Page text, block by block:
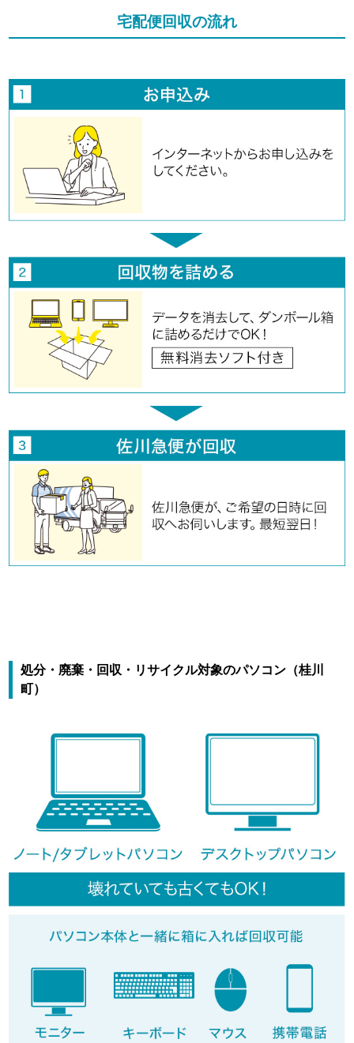
宅配便回収の流れ
処分・廃棄・回収・リサイクル対象のパソコン（桂川
町）